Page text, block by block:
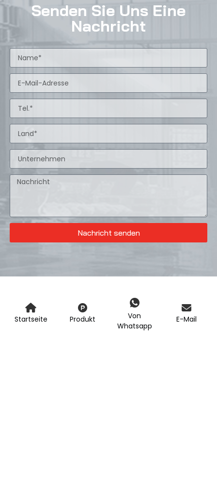
Senden Sie Uns Eine
Nachricht
Nachricht senden
Startseite Produkt
Von
Whatsapp
E-Mail